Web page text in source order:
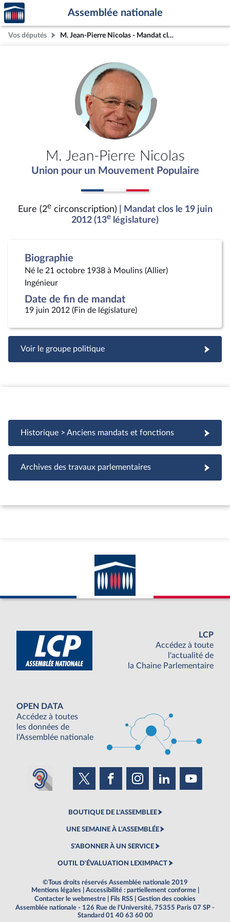
Aller au contenu
Aller en bas de la page
Accèder
à la
page
d'accueil
Assemblée nationale
Vos députés M. Jean-Pierre Nicolas - Mandat clos - Eure (2e circonscription)
M. Jean-Pierre Nicolas
Union pour un Mouvement Populaire
Eure (2ecirconscription)
| Mandat clos le 19 juin
2012 (13e législature)
Biographie
Né le 21 octobre 1938 à Moulins (Allier)
Ingénieur
Date de fin de mandat
19 juin 2012 (Fin de législature)
Voir le groupe politique
Historique > Anciens mandats et fonctions
Archives des travaux parlementaires
LCP
Accédez à toute
l'actualité de
la Chaine Parlementaire
OPEN DATA
Accédez à toutes
les données de
l'Assemblée nationale
BOUTIQUE DE L'ASSEMBLEE
UNE SEMAINE À L'ASSEMBLÉE
S'ABONNER À UN SERVICE
OUTIL D'ÉVALUATION LEXIMPACT
©Tous droits réservés Assemblée nationale 2019
Mentions légales
Accessibilité : partiellement conforme
Contacter le webmestre
Fils RSS
Gestion des cookies
Assemblée nationale - 126 Rue de l'Université, 75355 Paris 07 SP -
Standard 01 40 63 60 00